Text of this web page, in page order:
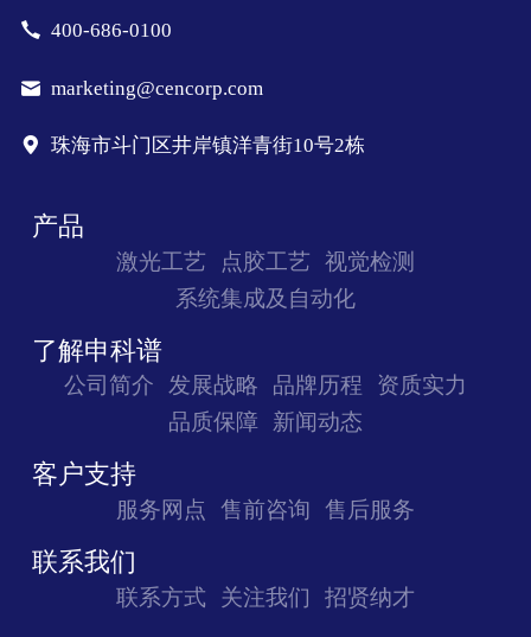
400-686-0100
marketing@cencorp.com
珠海市斗门区井岸镇洋青街10号2栋
产品
激光工艺 点胶工艺
视觉检测
系统集成及自动化
了解申科谱
公司简介 发展战略 品牌历程
资质实力
品质保障
新闻动态
客户支持
服务网点 售前咨询 售后服务
联系我们
联系方式 关注我们 招贤纳才